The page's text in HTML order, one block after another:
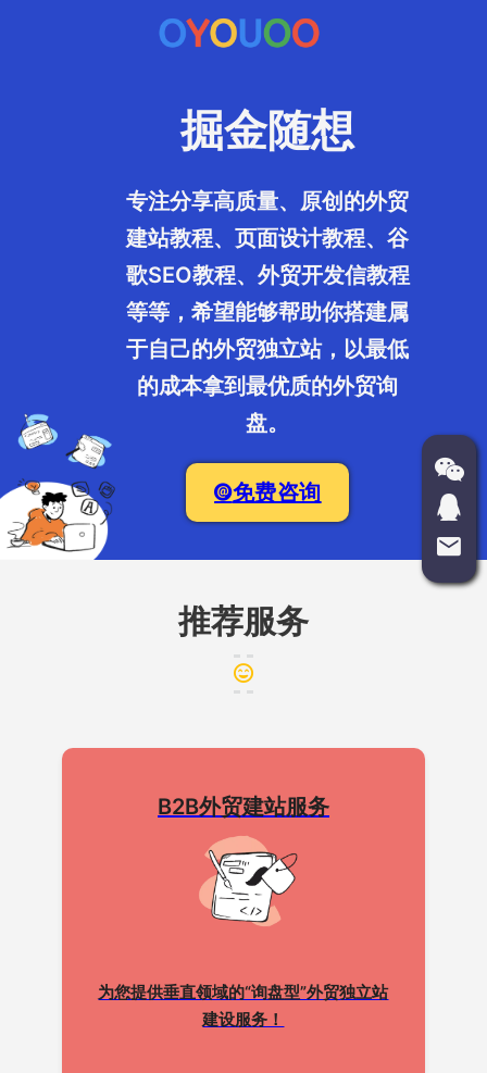
掘金随想
专注分享高质量、原创的外贸
建站教程、页面设计教程、谷
歌SEO教程、外贸开发信教程
等等，希望能够帮助你搭建属
于自己的外贸独立站，以最低
的成本拿到最优质的外贸询
盘。
免费咨询
推荐服务
B2B外贸建站服务
为您提供垂直领域的“询盘型”外贸独立站
建设服务！